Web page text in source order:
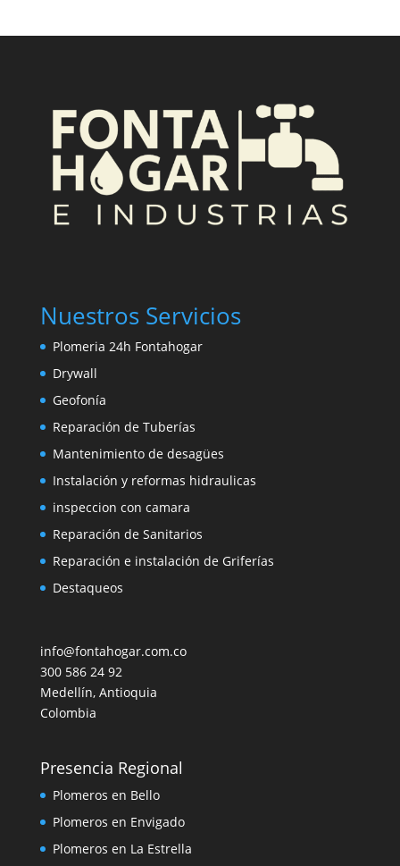
Nuestros Servicios
Plomeria 24h Fontahogar
Drywall
Geofonía
Reparación de Tuberías
Mantenimiento de desagües
Instalación y reformas hidraulicas
inspeccion con camara
Reparación de Sanitarios
Reparación e instalación de Griferías
Destaqueos
info@fontahogar.com.co
300 586 24 92
Medellín, Antioquia
Colombia
Presencia Regional
Plomeros en Bello
Plomeros en Envigado
Plomeros en La Estrella